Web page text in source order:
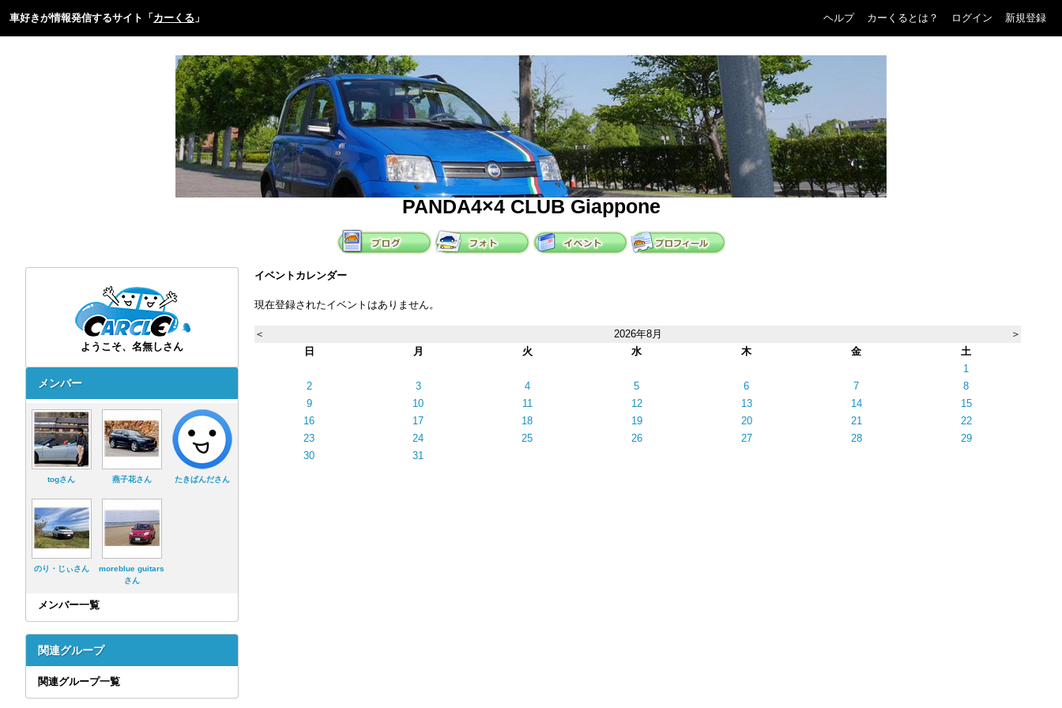
車好きが情報発信するサイト「 カーくる 」 ヘルプ カーくるとは？ ログイン 新規登録
PANDA4×4 CLUB Giappone
ようこそ、名無しさん
メンバー
togさん 燕子花さん たきぱんださん
のり・じぃさん
moreblue guitars
さん
メンバー一覧
関連グループ
関連グループ一覧
イベントカレンダー
現在登録されたイベントはありません。
＜ 2026年8月
＞
日
月 火 水 木 金
土
1
2
3 4 5 6 7
8
9
10 11 12 13 14
15
16
17 18 19 20 21
22
23
24 25 26 27 28
29
30
31